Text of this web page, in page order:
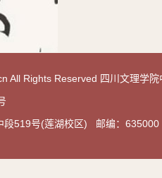
All Rights Reserved 四川文理学
段519号(莲湖校区) 邮编：